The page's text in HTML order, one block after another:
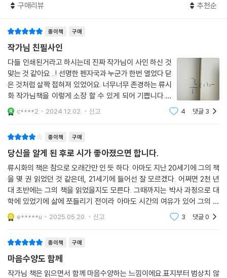
구매리뷰 추천순
종이책 구매
작가님 친필사인
다들 인쇄된거라고 하시는데 진짜 작가님이 사인 하신 것
맞는 것 같아요 ..! 선명한 펜자국과 누군가 한번 열었다 닫
은 것처럼 살짝 접혀져 있었어요. 너무너무 존경하는 류시
화 작가님책을 이렇게 소장 할 수 있게 되어 기쁩니다.남
은 2024년은 이 시집으로 마무리 할래요??
c****2 2024.12.02. 신고 4 댓글 3
종이책 구매
당신을 알게 된 후로 시가 좋아졌으면 합니다.
류시화의 책은 참으로 오래간만 인 듯 하다. 아마도 지난 20세기에 그의 책
을 몇 권 읽었던 것 같은데, 21세기에 들어선 잘 모르겠다. 어쩌면 2천 년
대 초반에는 그의 책을 읽었을지도 모른다. 그때까지는 박사 과정으로 대
학에 있었기에 삶에 쪼들리기 전이라 아마도 시간의 여유가 있어 그의 책
을 조금 읽었을지도 모른다. 게다가 정통 시집은 참으로 오래간만에 읽는
것이다.그런데
e*****u 2025.05.20. 신고 3 댓글0
종이책 구매
마음수양도 함께
작가님 책은 읽으면서 함께 마음수양하는 느낌이에요.표지부터 범상치 않